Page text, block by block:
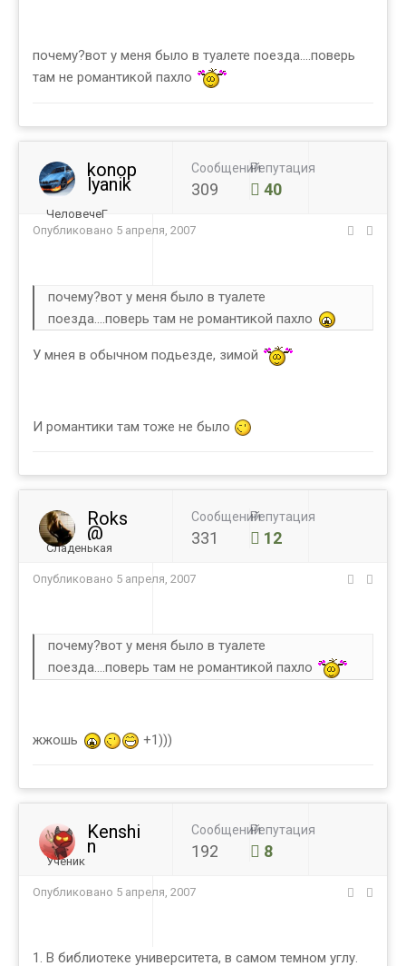
почему?вот у меня было в туалете поезда....поверь
там не романтикой пахло
konop
lyanik
ЧеловечеГ
Сообщений
309
Репутация
40
Опубликовано 5 апреля, 2007
почему?вот у меня было в туалете
поезда....поверь там не романтикой пахло
У мнея в обычном подьезде, зимой
И романтики там тоже не было
Roks
@
Сладенькая
Сообщений
331
Репутация
12
Опубликовано 5 апреля, 2007
почему?вот у меня было в туалете
поезда....поверь там не романтикой пахло
жжошь +1)))
Kenshi
n
Ученик
Сообщений
192
Репутация
8
Опубликовано 5 апреля, 2007
1. В библиотеке университета, в самом темном углу.